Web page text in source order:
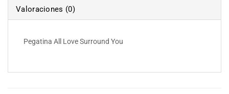
Valoraciones (0)
Pegatina All Love Surround You